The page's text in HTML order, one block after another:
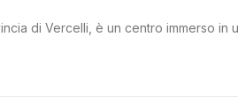
di Vercelli, è un centro immerso